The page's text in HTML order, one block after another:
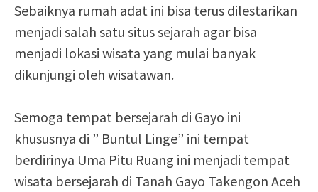
Sebaiknya rumah adat ini bisa terus dilestarikan
menjadi salah satu situs sejarah agar bisa
menjadi lokasi wisata yang mulai banyak
dikunjungi oleh wisatawan.
Semoga tempat bersejarah di Gayo ini
khususnya di ” Buntul Linge” ini tempat
berdirinya Uma Pitu Ruang ini menjadi tempat
wisata bersejarah di Tanah Gayo Takengon Aceh